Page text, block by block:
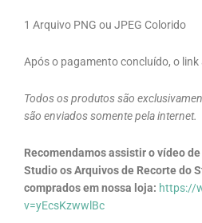
1 Arquivo PNG ou JPEG Colorido
Após o pagamento concluído, o
Todos os produtos são
são enviados somente pela internet.
Recomendamos assistir o vídeo
Studio os Arquivos de Recorte do
comprados em nossa loja: https://
v=yEcsKzwwlBc